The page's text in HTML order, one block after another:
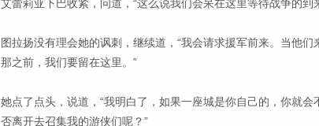
艾蕾莉亚下巴收紧，问道，“这么说我们会呆在这里等待战争的到
图拉扬没有理会她的讽刺，继续道，“我会请求援军前来。当他
那之前，我们要留在这里。”
她点了点头，说道，“我明白了，如果一座城是你自己的，你就
否离开去召集我的游侠们呢？”